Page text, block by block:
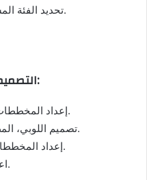
تحديد الفئة المستهدفة؛ اقتصادي، متوسط، أو فاخر.
2. التصميم المعماري والهندسي:
إعداد المخططات المعمارية وتوزيع الغرف والمرافق.
تصميم اللوبي، المطاعم، القاعات، والمرافق الترفيهية.
إعداد المخططات الإنشائية والكهربائية والميكانيكية.
اعتماد التصاميم من الجهات المختصة.